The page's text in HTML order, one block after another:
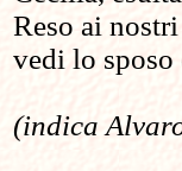
Reso ai
vedi lo sposo
(indica